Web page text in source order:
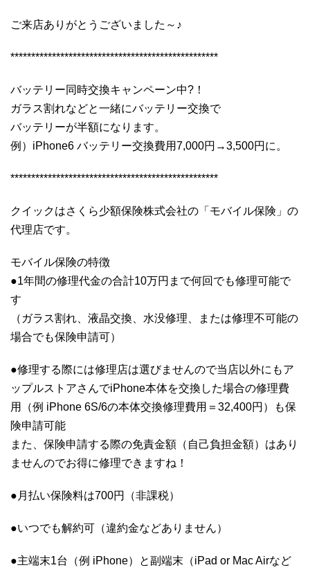
ご来店ありがとうございました～♪
**************************************************
バッテリー同時交換キャンペーン中?！
ガラス割れなどと一緒にバッテリー交換で
バッテリーが半額になります。
例）iPhone6 バッテリー交換費用7,000円→3,500円に。
**************************************************
クイックはさくら少額保険株式会社の「モバイル保険」の
代理店です。
モバイル保険の特徴
●1年間の修理代金の合計10万円まで何回でも修理可能で
す
（ガラス割れ、液晶交換、水没修理、または修理不可能の
場合でも保険申請可）
●修理する際には修理店は選びませんので当店以外にもア
ップルストアさんでiPhone本体を交換した場合の修理費
用（例 iPhone 6S/6の本体交換修理費用＝32,400円）も保
険申請可能
また、保険申請する際の免責金額（自己負担金額）はあり
ませんのでお得に修理できますね！
●月払い保険料は700円（非課税）
●いつでも解約可（違約金などありません）
●主端末1台（例 iPhone）と副端末（iPad or Mac Airなど